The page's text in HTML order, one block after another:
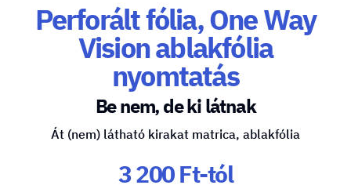
Perforált fólia, One Way
Vision ablakfólia
nyomtatás
Be nem, de ki látnak
Át (nem) látható kirakat matrica, ablakfólia
3 200 Ft-tól